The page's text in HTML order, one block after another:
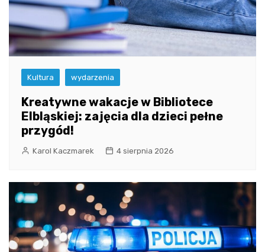
Kultura wydarzenia
Kreatywne wakacje w Bibliotece
Elbląskiej: zajęcia dla dzieci pełne
przygód!
Karol Kaczmarek 4 sierpnia 2026